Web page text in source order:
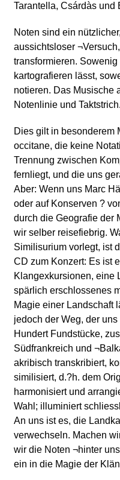
Tarantella, Csárdàs und
Noten sind ein
aussichtsloser
transformieren.
kartografieren lässt,
notieren. Das Musische
Notenlinie und Taktstrich.
Dies gilt in besonderem
occitane, die keine
Trennung zwischen
fernliegt, und die uns
Aber: Wenn uns Marc
oder auf Konserven ?
durch die Geografie der
wir selber reisefiebrig.
Similisurium vorlegt, ist
CD zum Konzert: Es ist
Klangexkursionen, eine
spärlich erschlossenes
Magie einer Landschaft
jedoch der Weg, der
Hundert Fundstücke,
Südfrankreich und
akribisch transkribiert,
similisiert, d.?h. dem
harmonisiert und
Wahl; illuminiert
An uns ist es, die
verwechseln. Machen
wir die Noten ¬hinter
ein in die Magie der